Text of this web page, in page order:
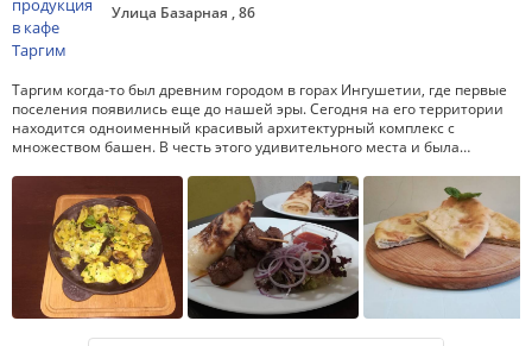
Улица Базарная , 86
Таргим когда-то был древним городом в горах Ингушетии, где первые
поселения появились еще до нашей эры. Сегодня на его территории
находится одноименный красивый архитектурный комплекс с
множеством башен. В честь этого удивительного места и была…